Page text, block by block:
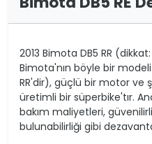
2013 Bimota DB5 RR
Bimota'nın böyle bir
RR'dir), güçlü bir motor ve
üretimli bir süperbike'tır.
bakım maliyetleri,
bulunabilirliği gibi